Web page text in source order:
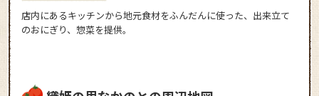
店内にあるキッチンから地元食材をふんだんに使った、出来立て
のおにぎり、惣菜を提供。